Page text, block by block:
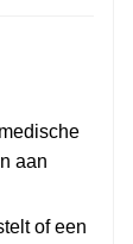
aan
of een